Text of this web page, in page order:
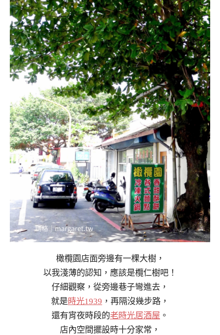
橄欖園店面旁邊有一棵大樹，
以我淺薄的認知，應該是欖仁樹吧！
仔細觀察，從旁邊巷子彎進去，
就是時光1939 ，再隔沒幾步路，
還有宵夜時段的老時光居酒屋 。
店內空間擺設時十分家常，